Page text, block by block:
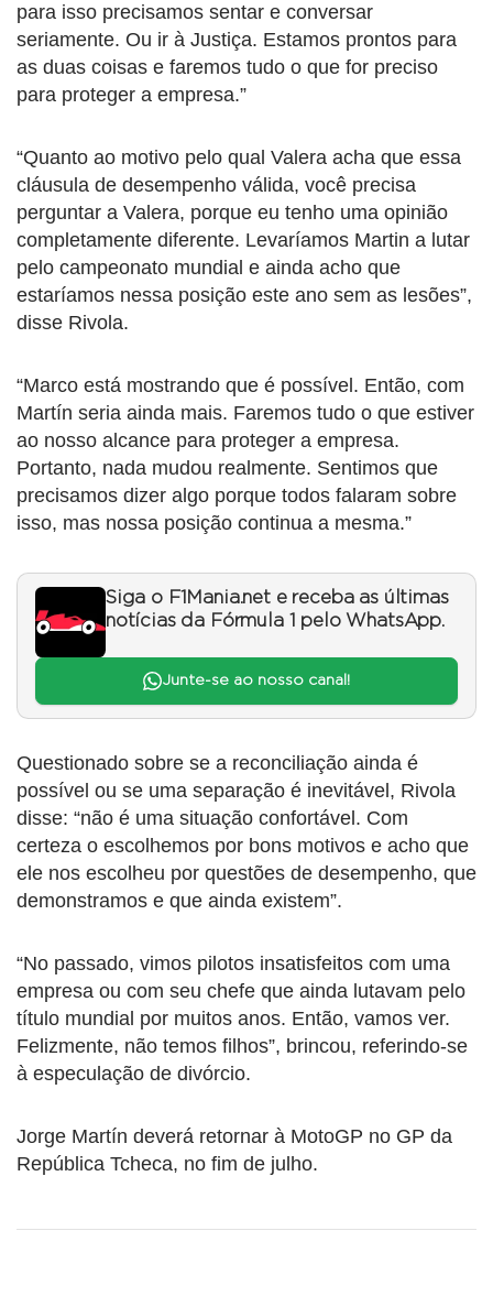
para isso precisamos sentar e conversar
seriamente. Ou ir à Justiça. Estamos prontos para
as duas coisas e faremos tudo o que for preciso
para proteger a empresa.”
“Quanto ao motivo pelo qual Valera acha que essa
cláusula de desempenho válida, você precisa
perguntar a Valera, porque eu tenho uma opinião
completamente diferente. Levaríamos Martin a lutar
pelo campeonato mundial e ainda acho que
estaríamos nessa posição este ano sem as lesões”,
disse Rivola.
“Marco está mostrando que é possível. Então, com
Martín seria ainda mais. Faremos tudo o que estiver
ao nosso alcance para proteger a empresa.
Portanto, nada mudou realmente. Sentimos que
precisamos dizer algo porque todos falaram sobre
isso, mas nossa posição continua a mesma.”
Siga o F1Mania.net e receba as últimas
notícias da Fórmula 1 pelo WhatsApp.
Junte-se ao nosso canal!
Questionado sobre se a reconciliação ainda é
possível ou se uma separação é inevitável, Rivola
disse: “não é uma situação confortável. Com
certeza o escolhemos por bons motivos e acho que
ele nos escolheu por questões de desempenho, que
demonstramos e que ainda existem”.
“No passado, vimos pilotos insatisfeitos com uma
empresa ou com seu chefe que ainda lutavam pelo
título mundial por muitos anos. Então, vamos ver.
Felizmente, não temos filhos”, brincou, referindo-se
à especulação de divórcio.
Jorge Martín deverá retornar à MotoGP no GP da
República Tcheca, no fim de julho.